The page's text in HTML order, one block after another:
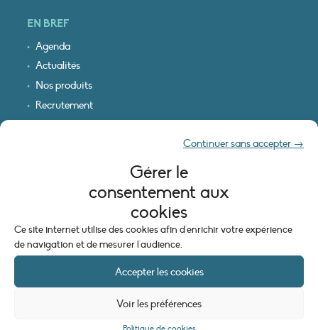
Gérer le
consentement aux
cookies
Ce site internet utilise des cookies afin d'enrichir votre expérience
de navigation et de mesurer l'audience.
Accepter les cookies
Continuer sans accepter →
Voir les préférences
EN BREF
Agenda
Actualités
Nos produits
Recrutement
Recevoir nos infos
INFORMATIONS LÉGALES
Mentions légales
Politique de cookies (UE)